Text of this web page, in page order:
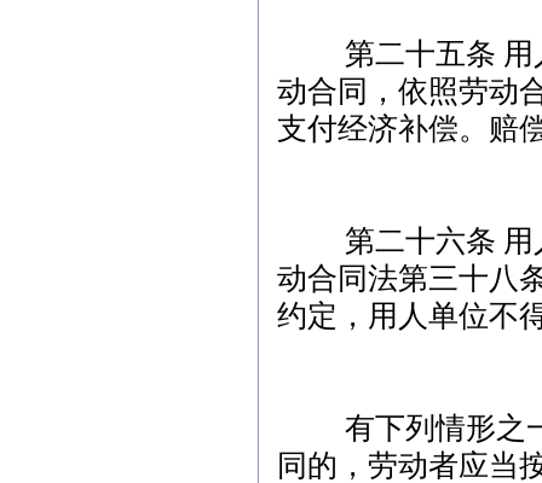
第二十五条 用人
动合同，依照劳动
支付经济补偿。赔
第二十六条 用人
动合同法第三十八
约定，用人单位不
有下列情形之一
同的，劳动者应当